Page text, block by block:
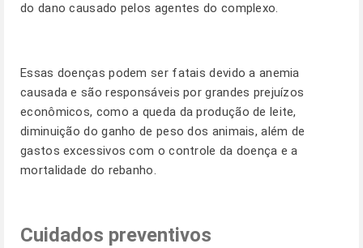
do dano causado pelos agentes do complexo.
Essas doenças podem ser fatais devido a anemia
causada e são responsáveis por grandes prejuízos
econômicos, como a queda da produção de leite,
diminuição do ganho de peso dos animais, além de
gastos excessivos com o controle da doença e a
mortalidade do rebanho.
Cuidados preventivos